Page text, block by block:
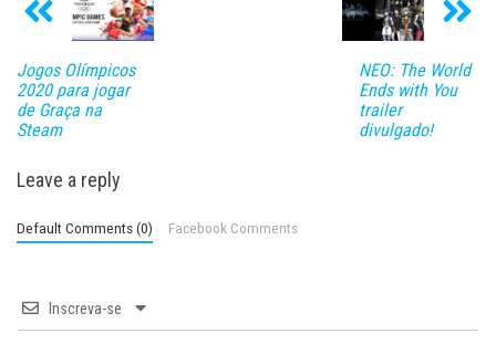
Jogos Olímpicos
2020 para jogar
de Graça na
Steam
NEO: The World
Ends with You
trailer
divulgado!
Leave a reply
Default Comments (0) Facebook Comments
Inscreva-se